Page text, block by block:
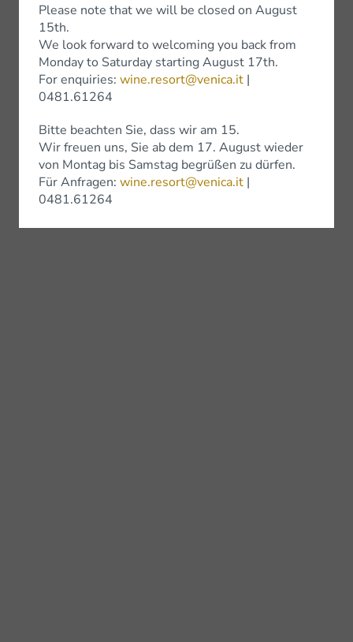
Please note that we will be closed on August
15th.
We look forward to welcoming you back from
Monday to Saturday starting August 17th.
For enquiries: wine.resort@venica.it |
0481.61264
Bitte beachten Sie, dass wir am 15.
Wir freuen uns, Sie ab dem 17. August wieder
von Montag bis Samstag begrüßen zu dürfen.
Für Anfragen: wine.resort@venica.it |
0481.61264